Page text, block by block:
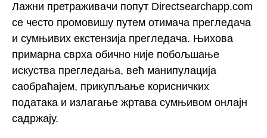
Лажни претраживачи попут Directsearchapp.com
се често промовишу путем отимача прегледача
и сумњивих екстензија прегледача. Њихова
примарна сврха обично није побољшање
искуства прегледања, већ манипулација
саобраћајем, прикупљање корисничких
података и излагање жртава сумњивом онлајн
садржају.